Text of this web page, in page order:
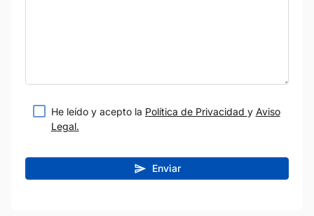
He leído y acepto la Política de Privacidad y Aviso
Legal.
Enviar